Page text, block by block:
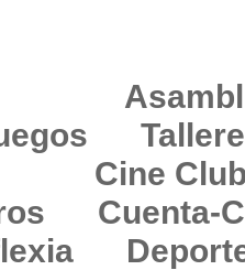
Cine Club
Cuenta-